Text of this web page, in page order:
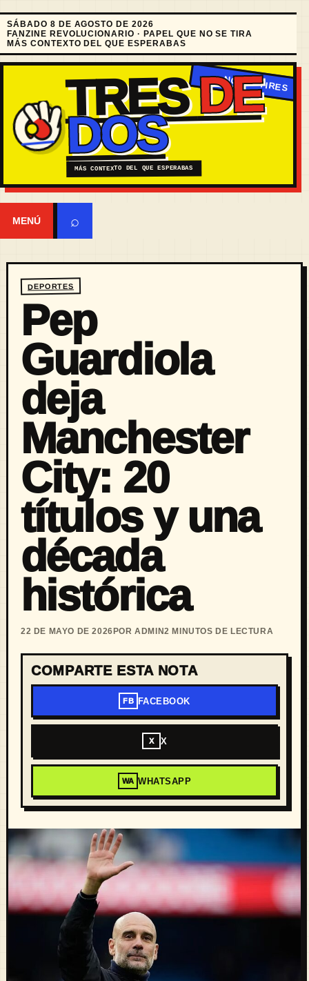
SÁBADO 8 DE AGOSTO DE 2026
FANZINE REVOLUCIONARIO · PAPEL QUE NO SE TIRA
MÁS CONTEXTO DEL QUE ESPERABAS
TRESDE
DOS
MÁS CONTEXTO DEL QUE ESPERABAS
MENÚ ⌕
DEPORTES
Pep
Guardiola
deja
Manchester
City: 20
títulos y una
década
histórica
22 DE MAYO DE 2026 POR ADMIN2 MINUTOS DE LECTURA
COMPARTE ESTA NOTA
FB FACEBOOK
X X
WA WHATSAPP